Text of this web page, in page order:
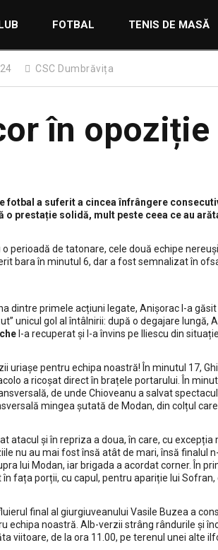
FOTBAL TENIS DE MASĂ
CSC Dumbrăvița
în
fotbal a suferit a cincea înfrângere
o prestație solidă, mult peste ceea ce au
perioadă de tatonare, cele două echipe
bara în minutul 6, dar a fost semnalizat în
dintre primele acțiuni legate, Anișorac l-a
unicul gol al întâlnirii: după o degajare
l-a recuperat și l-a învins pe Iliescu din
uriașe pentru echipa noastră! În minutul 17,
a ricoșat direct în brațele portarului. În
de unde Chioveanu a salvat
mingea șutată de Modan, din colțul
atacul și în repriza a doua, în care, cu
nu au mai fost însă atât de mari, însă finalul
lui Modan, iar brigada a acordat corner. În
în fața porții, cu capul, pentru apariție lui
final al giurgiuveanului Vasile Buzea a
echipa noastră. Alb-verzii strâng rândurile și
viitoare, de la ora 11.00, pe terenul unei alte